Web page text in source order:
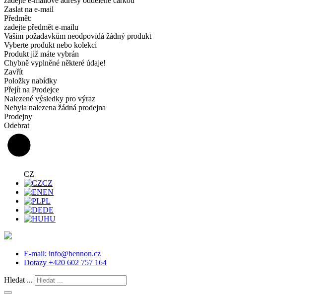
Zaslat na e-mail
Předmět:
zadejte předmět e-mailu
Vašim požadavkům neodpovídá žádný produkt
Vyberte produkt nebo kolekci
Produkt již máte vybrán
Chybně vyplněné některé údaje!
Zavřít
Položky nabídky
Přejít na Prodejce
Nalezené výsledky pro výraz
Nebyla nalezena žádná prodejna
Prodejny
Odebrat
CZ
CZ
EN
PL
DE
HU
E-mail: info@bennon.cz
Dotazy +420 602 757 164
Hledat ...